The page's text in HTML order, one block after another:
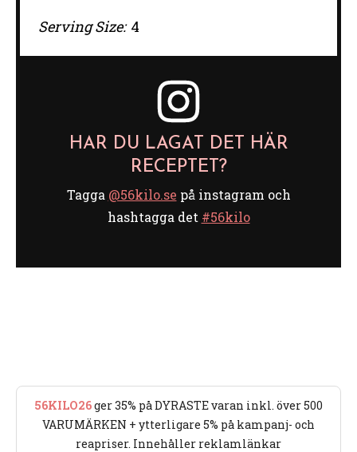
Serving Size: 4
HAR DU LAGAT DET HÄR
RECEPTET?
Tagga @56kilo.se på instagram och
hashtagga det #56kilo
56KILO26ger 35% på DYRASTE varan inkl. över 500
VARUMÄRKEN + ytterligare 5% på kampanj- och
reapriser. Innehåller reklamlänkar